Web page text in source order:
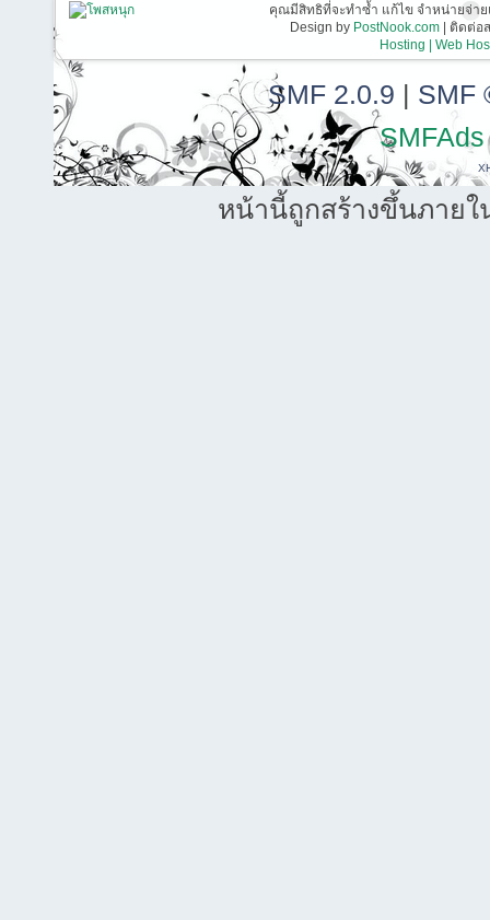
คุณมีสิทธิที่จะทำซ้ำ แก้ไข จำหน่ายจ่า
Design by PostNook.com| ติดต่อส
Hosting | Web
SMF 2.0.9 | SMF
SMFAds
หน้านี้ถูกสร้างขึ้นภายใ